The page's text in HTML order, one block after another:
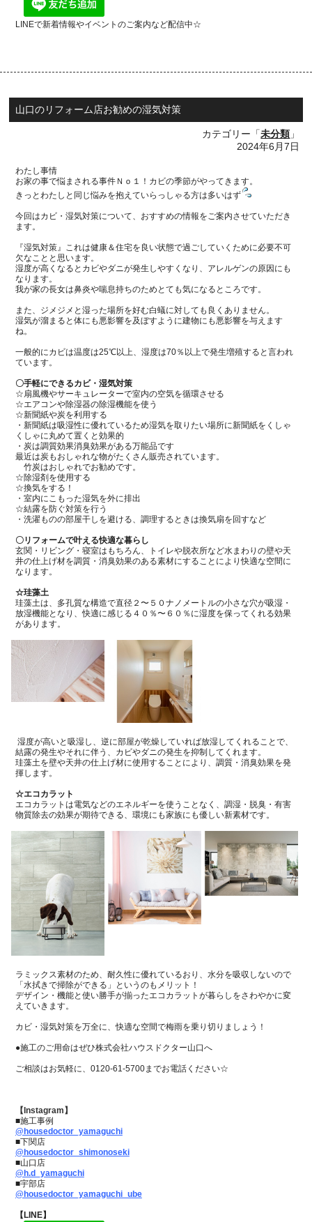
LINEで新着情報やイベントのご案内など配信中☆
山口のリフォーム店お勧めの湿気対策
カテゴリー「未分類 」
2024年6月7日
わたし事情
お家の事で悩まされる事件Ｎｏ１！カビの季節がやってきます。
きっとわたしと同じ悩みを抱えていらっしゃる方は多いはず
今回はカビ・湿気対策について、おすすめの情報をご案内させていただき
ます。
『湿気対策』これは健康＆住宅を良い状態で過ごしていくために必要不可
欠なことと思います。
湿度が高くなるとカビやダニが発生しやすくなり、アレルゲンの原因にも
なります。
我が家の長女は鼻炎や喘息持ちのためとても気になるところです。
また、ジメジメと湿った場所を好む白蟻に対しても良くありません。
湿気が溜まると体にも悪影響を及ぼすように建物にも悪影響を与えます
ね。
一般的にカビは温度は25℃以上、湿度は70％以上で発生増殖すると言われ
ています。
〇手軽にできるカビ・湿気対策
☆扇風機やサーキュレーターで室内の空気を循環させる
☆エアコンや除湿器の除湿機能を使う
☆新聞紙や炭を利用する
・新聞紙は吸湿性に優れているため湿気を取りたい場所に新聞紙をくしゃ
くしゃに丸めて置くと効果的
・炭は調質効果消臭効果がある万能品です
最近は炭もおしゃれな物がたくさん販売されています。
竹炭はおしゃれでお勧めです。
☆除湿剤を使用する
☆換気をする！
・室内にこもった湿気を外に排出
☆結露を防ぐ対策を行う
・洗濯ものの部屋干しを避ける、調理するときは換気扇を回すなど
〇リフォームで叶える快適な暮らし
玄関・リビング・寝室はもちろん、トイレや脱衣所など水まわりの壁や天
井の仕上げ材を調質・消臭効果のある素材にすることにより快適な空間に
なります。
☆珪藻土
珪藻土は、多孔質な構造で直径２〜５０ナノメートルの小さな穴が吸湿・
放湿機能となり、快適に感じる４０％〜６０％に湿度を保ってくれる効果
があります。
湿度が高いと吸湿し、逆に部屋が乾燥していれば放湿してくれることで、
結露の発生やそれに伴う、カビやダニの発生を抑制してくれます。
珪藻土を壁や天井の仕上げ材に使用することにより、調質・消臭効果を発
揮します。
☆エコカラット
エコカラットは電気などのエネルギーを使うことなく、調湿・脱臭・有害
物質除去の効果が期待できる、環境にも家族にも優しい新素材です。
ラミックス素材のため、耐久性に優れているおり、水分を吸収しないので
「水拭きで掃除ができる」というのもメリット！
デザイン・機能と使い勝手が揃ったエコカラットが暮らしをさわやかに変
えていきます。
カビ・湿気対策を万全に、快適な空間で梅雨を乗り切りましょう！
●施工のご用命はぜひ株式会社ハウスドクター山口へ
ご相談はお気軽に、0120-61-5700までお電話ください☆
【Instagram】
■施工事例
@housedoctor_yamaguchi
■下関店
@housedoctor_shimonoseki
■山口店
@h.d_yamaguchi
■宇部店
@housedoctor_yamaguchi_ube
【LINE】